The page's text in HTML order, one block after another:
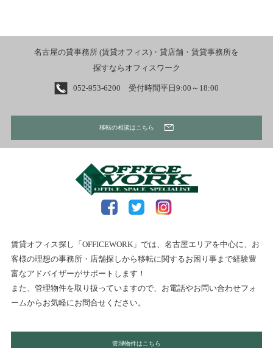
名古屋の貸事務所 (賃貸オフィス)・貸店舗・賃貸事務所を
探すならオフィスワーク
052-953-6200 受付時間平日9:00～18:00
移転の相談はこちら
賃貸オフィス探し「OFFICEWORK」では、名古屋エリアを中心に、お
客様の理想の事務所・店舗探しから移転に関するお困り事まで経験豊
富なアドバイザーがサポートします！
また、管理物件を取り扱っていますので、お電話やお問い合わせフォ
ームからお気軽にお問合せください。
管理物件はこちら